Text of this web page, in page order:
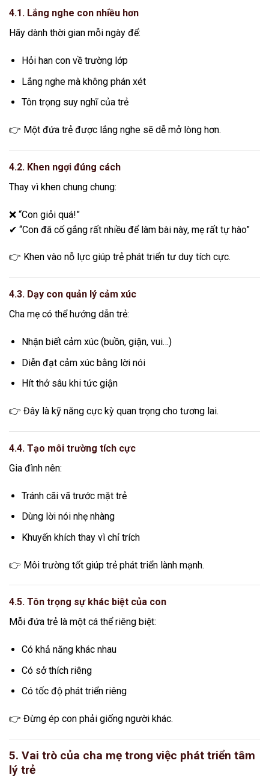
4.1. Lắng nghe con nhiều hơn
Hãy dành thời gian mỗi ngày để:
Hỏi han con về trường lớp
Lắng nghe mà không phán xét
Tôn trọng suy nghĩ của trẻ
👉 Một đứa trẻ được lắng nghe sẽ dễ mở lòng hơn.
4.2. Khen ngợi đúng cách
Thay vì khen chung chung:
❌ “Con giỏi quá!”
✔ “Con đã cố gắng rất nhiều để làm bài này, mẹ rất tự hào”
👉 Khen vào nỗ lực giúp trẻ phát triển tư duy tích cực.
4.3. Dạy con quản lý cảm xúc
Cha mẹ có thể hướng dẫn trẻ:
Nhận biết cảm xúc (buồn, giận, vui…)
Diễn đạt cảm xúc bằng lời nói
Hít thở sâu khi tức giận
👉 Đây là kỹ năng cực kỳ quan trọng cho tương lai.
4.4. Tạo môi trường tích cực
Gia đình nên:
Tránh cãi vã trước mặt trẻ
Dùng lời nói nhẹ nhàng
Khuyến khích thay vì chỉ trích
👉 Môi trường tốt giúp trẻ phát triển lành mạnh.
4.5. Tôn trọng sự khác biệt của con
Mỗi đứa trẻ là một cá thể riêng biệt:
Có khả năng khác nhau
Có sở thích riêng
Có tốc độ phát triển riêng
👉 Đừng ép con phải giống người khác.
5. Vai trò của cha mẹ trong việc phát triển tâm
lý trẻ